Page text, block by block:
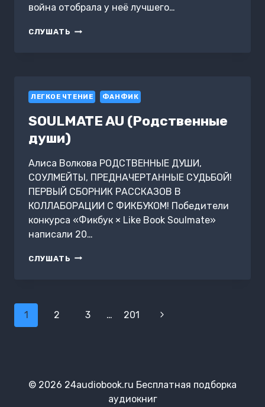
война отобрала у неё лучшего…
СЛУШАТЬ ШЕЛОРТИС.
ЛЕГКОЕ ЧТЕНИЕ ФАНФИК
SOULMATE AU (Родственные
души)
Алиса Волкова РОДСТВЕННЫЕ ДУШИ,
СОУЛМЕЙТЫ, ПРЕДНАЧЕРТАННЫЕ СУДЬБОЙ!
ПЕРВЫЙ СБОРНИК РАССКАЗОВ В
КОЛЛАБОРАЦИИ С ФИКБУКОМ! Победители
конкурса «Фикбук × Like Book Soulmate»
написали 20…
СЛУШАТЬ SOULMATE
Навигация
по
1 2 3 … 201
Следующая
© 2026 24audiobook.ru Бесплатная подборка
аудиокниг